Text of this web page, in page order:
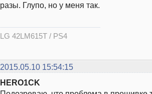
разы. Глупо, но у меня так.
LG 42LM615T / PS4
2015.05.10 15:54:15
HERO1CK